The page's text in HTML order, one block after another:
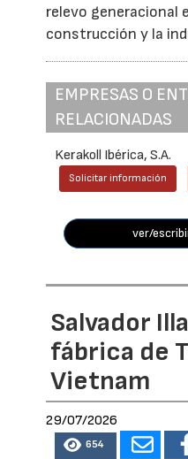
relevo generacional
construcción y la
EMPRESAS O
RELACIONADAS
Kerakoll Ibérica, S.A.
Solicitar información
ver/
Salvador
fábrica de
Vietnam
29/07/2026
654